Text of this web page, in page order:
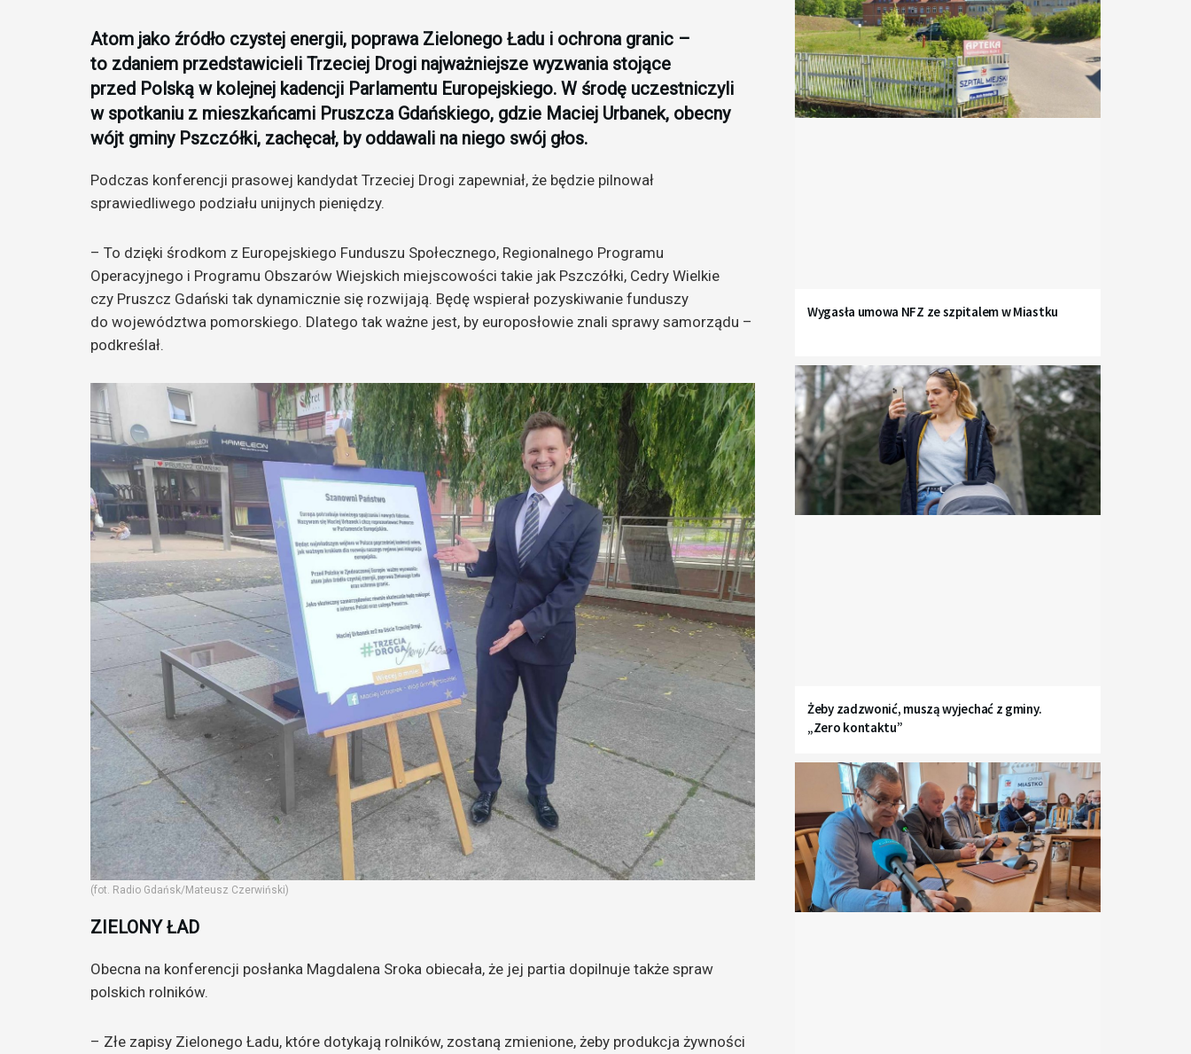
Atom jako źródło czystej energii, poprawa Zielonego Ładu i ochrona granic –
to zdaniem przedstawicieli Trzeciej Drogi najważniejsze wyzwania stojące
przed Polską w kolejnej kadencji Parlamentu Europejskiego. W środę uczestniczyli
w spotkaniu z mieszkańcami Pruszcza Gdańskiego, gdzie Maciej Urbanek, obecny
wójt gminy Pszczółki, zachęcał, by oddawali na niego swój głos.
Podczas konferencji prasowej kandydat Trzeciej Drogi zapewniał, że będzie pilnował
sprawiedliwego podziału unijnych pieniędzy.
– To dzięki środkom z Europejskiego Funduszu Społecznego, Regionalnego Programu
Operacyjnego i Programu Obszarów Wiejskich miejscowości takie jak Pszczółki, Cedry Wielkie
czy Pruszcz Gdański tak dynamicznie się rozwijają. Będę wspierał pozyskiwanie funduszy
do województwa pomorskiego. Dlatego tak ważne jest, by europosłowie znali sprawy samorządu –
podkreślał.
(fot. Radio Gdańsk/Mateusz Czerwiński)
ZIELONY ŁAD
Obecna na konferencji posłanka Magdalena Sroka obiecała, że jej partia dopilnuje także spraw
polskich rolników.
– Złe zapisy Zielonego Ładu, które dotykają rolników, zostaną zmienione, żeby produkcja żywności
Wygasła umowa NFZ ze szpitalem w Miastku
Żeby zadzwonić, muszą wyjechać z gminy.
„Zero kontaktu”